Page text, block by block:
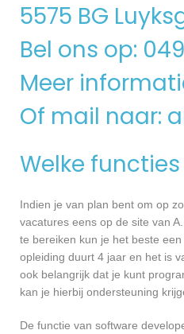
5575 BG
Bel ons op:
Meer
Of mail naar:
Welke
Indien je van plan bent om op
vacatures eens op de site van
te bereiken kun je het beste
opleiding duurt 4 jaar en het is
ook belangrijk dat je kunt
kan je hierbij ondersteuning
De functie van software